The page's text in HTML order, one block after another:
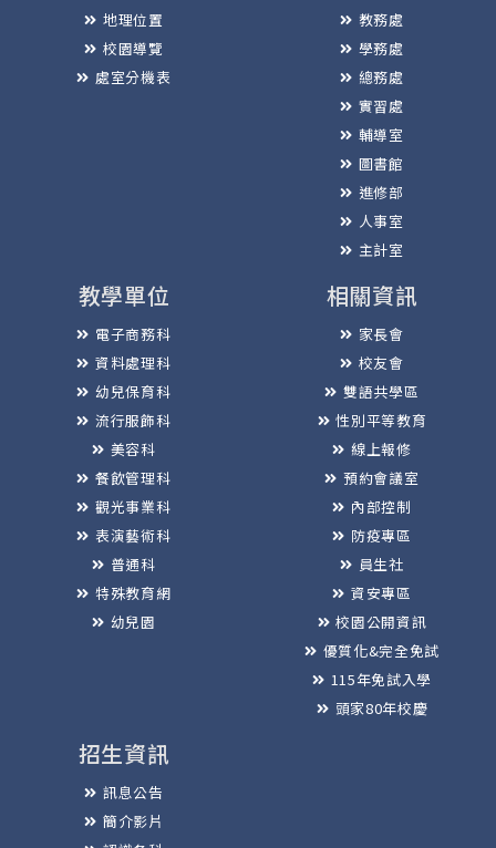
地理位置
校園導覽
處室分機表
教務處
學務處
總務處
實習處
輔導室
圖書館
進修部
人事室
主計室
教學單位
電子商務科
資料處理科
幼兒保育科
流行服飾科
美容科
餐飲管理科
觀光事業科
表演藝術科
普通科
特殊教育網
幼兒園
相關資訊
家長會
校友會
雙語共學區
性別平等教育
線上報修
預約會議室
內部控制
防疫專區
員生社
資安專區
校園公開資訊
優質化&完全免試
115年免試入學
頭家80年校慶
招生資訊
訊息公告
簡介影片